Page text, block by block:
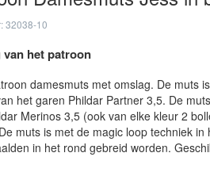
32038-10
het patroon
damesmuts met omslag. De muts
het garen Phildar Partner 3,5. De
Merinos 3,5 (ook van elke kleur 2
muts is met de magic loop techniek
in het rond gebreid worden.